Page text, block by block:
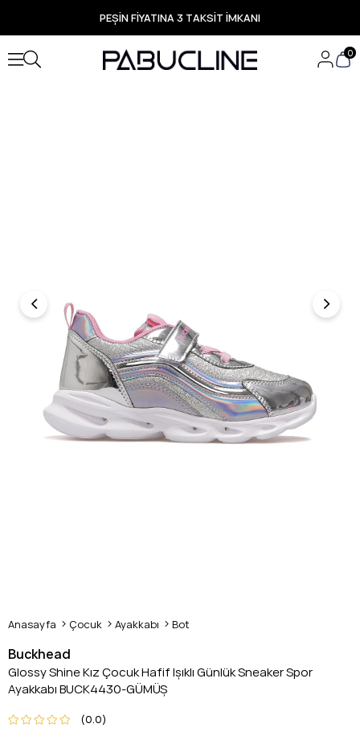
PEŞİN FİYATINA 3 TAKSİT İMKANI
TÜM ÜRÜNLERDE ÜCRETSİZ KARGO
Yeni Sezon Ürünlerde Özel Fırsatlar
Seçili Ürünlerde Hızlı Teslimat
0
Anasayfa Çocuk Ayakkabı Bot
Buckhead
Glossy Shine Kız Çocuk Hafif Işıklı Günlük Sneaker Spor
Ayakkabı BUCK4430-GÜMÜŞ
0.0